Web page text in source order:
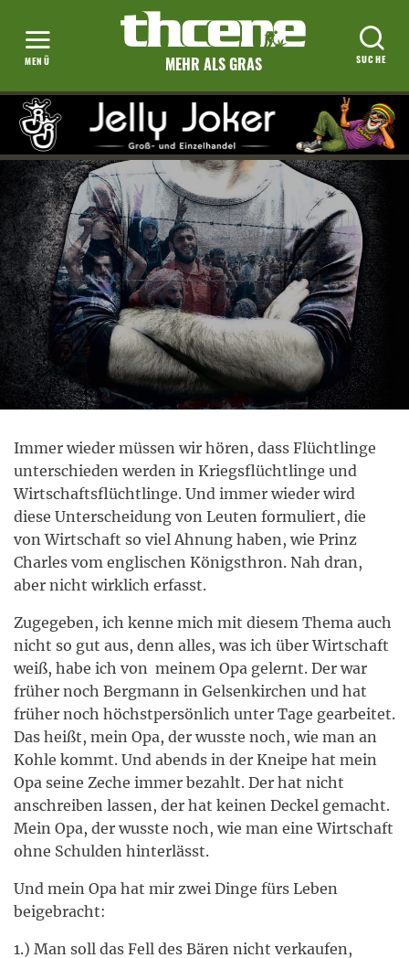
MEHR ALS GRAS
Immer wieder müssen wir hören, dass Flüchtlinge
unterschieden werden in Kriegsflüchtlinge und
Wirtschaftsflüchtlinge. Und immer wieder wird
diese Unterscheidung von Leuten formuliert, die
von Wirtschaft so viel Ahnung haben, wie Prinz
Charles vom englischen Königsthron. Nah dran,
aber nicht wirklich erfasst.
Zugegeben, ich kenne mich mit diesem Thema auch
nicht so gut aus, denn alles, was ich über Wirtschaft
weiß, habe ich von meinem Opa gelernt. Der war
früher noch Bergmann in Gelsenkirchen und hat
früher noch höchstpersönlich unter Tage gearbeitet.
Das heißt, mein Opa, der wusste noch, wie man an
Kohle kommt. Und abends in der Kneipe hat mein
Opa seine Zeche immer bezahlt. Der hat nicht
anschreiben lassen, der hat keinen Deckel gemacht.
Mein Opa, der wusste noch, wie man eine Wirtschaft
ohne Schulden hinterlässt.
Und mein Opa hat mir zwei Dinge fürs Leben
beigebracht:
1.) Man soll das Fell des Bären nicht verkaufen,